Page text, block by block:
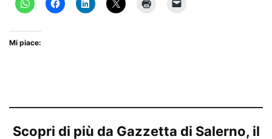
Mi piace:
Scopri di più da Gazzetta di Salerno, il